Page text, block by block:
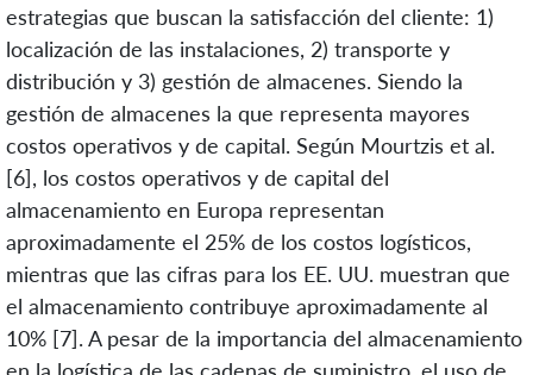
estrategias que buscan la satisfacción del cliente: 1)
localización de las instalaciones, 2) transporte y
distribución y 3) gestión de almacenes. Siendo la
gestión de almacenes la que representa mayores
costos operativos y de capital. Según Mourtzis et al.
[6], los costos operativos y de capital del
almacenamiento en Europa representan
aproximadamente el 25% de los costos logísticos,
mientras que las cifras para los EE. UU. muestran que
el almacenamiento contribuye aproximadamente al
10% [7]. A pesar de la importancia del almacenamiento